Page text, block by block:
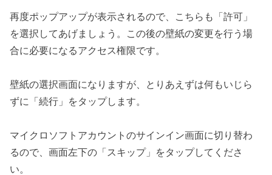
再度ポップアップが表示されるので、こちらも「許可」
を選択してあげましょう。この後の壁紙の変更を行う場
合に必要になるアクセス権限です。
壁紙の選択画面になりますが、とりあえずは何もいじら
ずに「続行」をタップします。
マイクロソフトアカウントのサインイン画面に切り替わ
るので、画面左下の「スキップ」をタップしてくださ
い。